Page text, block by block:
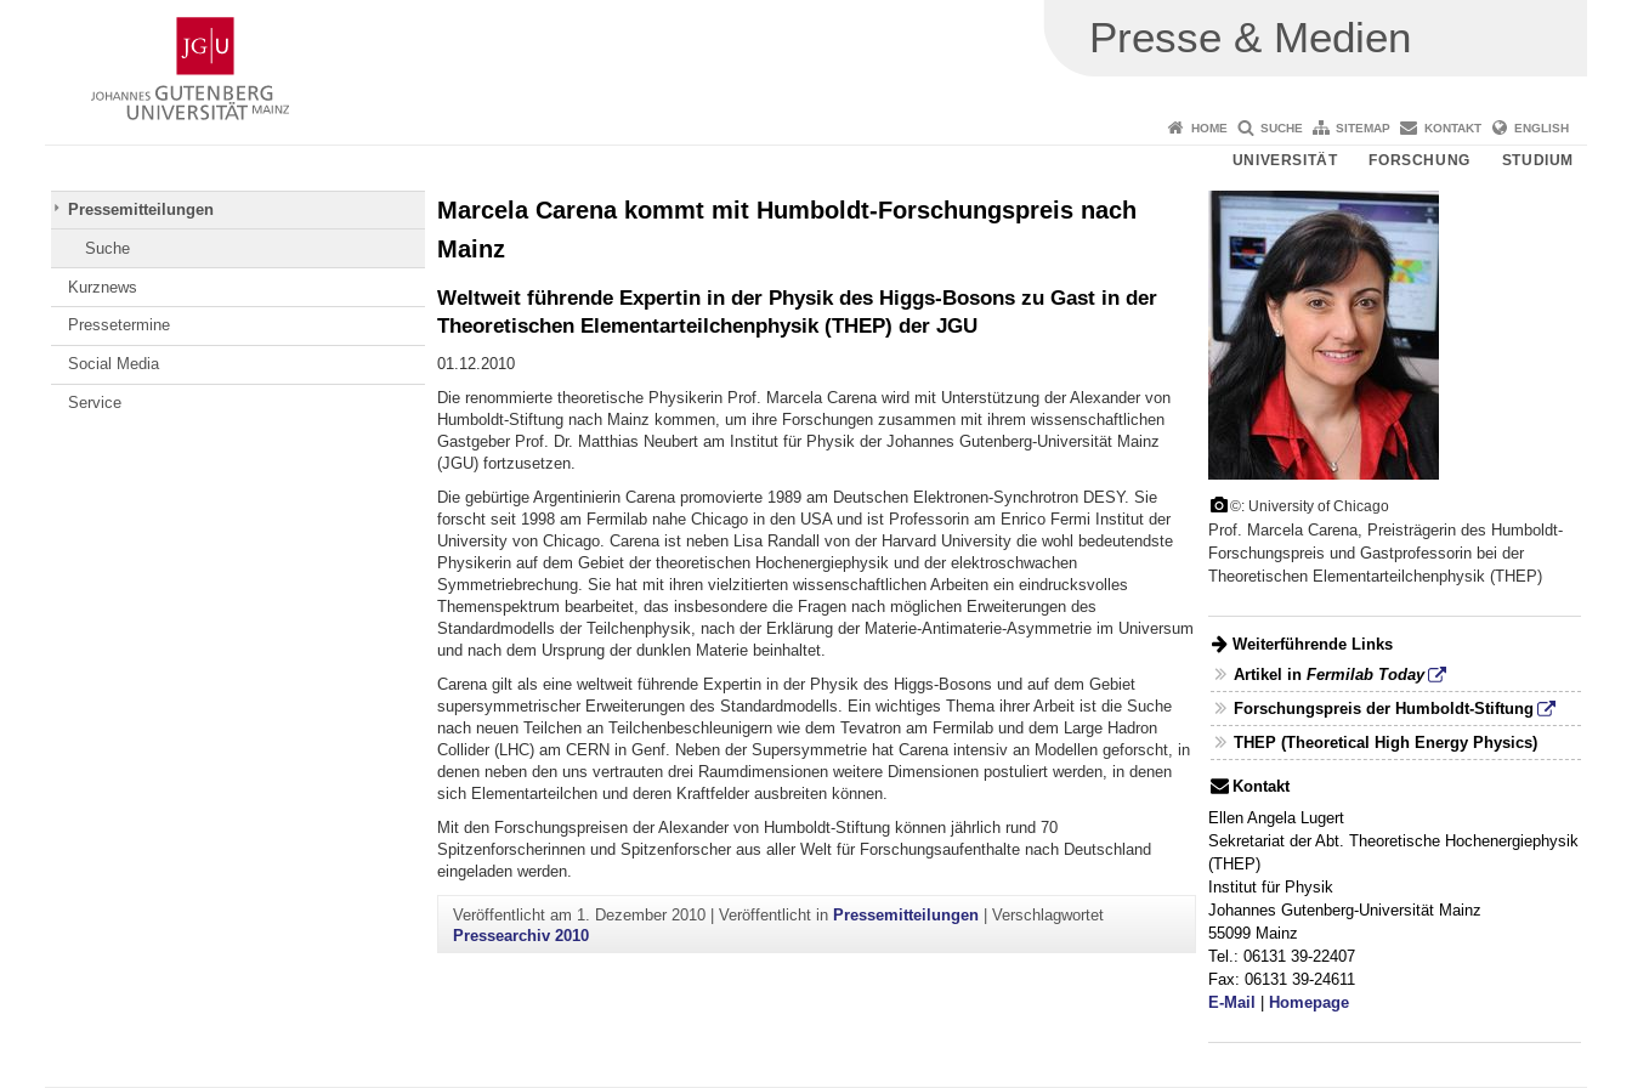
Gutenberg-
Universität
Mainz
Presse & Medien
HOME SUCHE SITEMAP KONTAKT ENGLISH
UNIVERSITÄT FORSCHUNG STUDIUM
Pressemitteilungen
Suche
Kurznews
Pressetermine
Social Media
Service
Marcela Carena kommt mit Humboldt-Forschungspreis nach
Mainz
Weltweit führende Expertin in der Physik des Higgs-Bosons zu Gast in der
Theoretischen Elementarteilchenphysik (THEP) der JGU
01.12.2010
Die renommierte theoretische Physikerin Prof. Marcela Carena wird mit Unterstützung der Alexander von
Humboldt-Stiftung nach Mainz kommen, um ihre Forschungen zusammen mit ihrem wissenschaftlichen
Gastgeber Prof. Dr. Matthias Neubert am Institut für Physik der Johannes Gutenberg-Universität Mainz
(JGU) fortzusetzen.
Die gebürtige Argentinierin Carena promovierte 1989 am Deutschen Elektronen-Synchrotron DESY. Sie
forscht seit 1998 am Fermilab nahe Chicago in den USA und ist Professorin am Enrico Fermi Institut der
University von Chicago. Carena ist neben Lisa Randall von der Harvard University die wohl bedeutendste
Physikerin auf dem Gebiet der theoretischen Hochenergiephysik und der elektroschwachen
Symmetriebrechung. Sie hat mit ihren vielzitierten wissenschaftlichen Arbeiten ein eindrucksvolles
Themenspektrum bearbeitet, das insbesondere die Fragen nach möglichen Erweiterungen des
Standardmodells der Teilchenphysik, nach der Erklärung der Materie-Antimaterie-Asymmetrie im Universum
und nach dem Ursprung der dunklen Materie beinhaltet.
Carena gilt als eine weltweit führende Expertin in der Physik des Higgs-Bosons und auf dem Gebiet
supersymmetrischer Erweiterungen des Standardmodells. Ein wichtiges Thema ihrer Arbeit ist die Suche
nach neuen Teilchen an Teilchenbeschleunigern wie dem Tevatron am Fermilab und dem Large Hadron
Collider (LHC) am CERN in Genf. Neben der Supersymmetrie hat Carena intensiv an Modellen geforscht, in
denen neben den uns vertrauten drei Raumdimensionen weitere Dimensionen postuliert werden, in denen
sich Elementarteilchen und deren Kraftfelder ausbreiten können.
Mit den Forschungspreisen der Alexander von Humboldt-Stiftung können jährlich rund 70
Spitzenforscherinnen und Spitzenforscher aus aller Welt für Forschungsaufenthalte nach Deutschland
eingeladen werden.
Veröffentlicht am 1. Dezember 2010 |Veröffentlicht in Pressemitteilungen |Verschlagwortet
Pressearchiv 2010
©: University of Chicago
Prof. Marcela Carena, Preisträgerin des Humboldt-
Forschungspreis und Gastprofessorin bei der
Theoretischen Elementarteilchenphysik (THEP)
Weiterführende Links
Artikel inFermilab Today
Forschungspreis der Humboldt-Stiftung
THEP (Theoretical High Energy Physics)
Kontakt
Ellen Angela Lugert
Sekretariat der Abt. Theoretische Hochenergiephysik
(THEP)
Institut für Physik
Johannes Gutenberg-Universität Mainz
55099 Mainz
Tel.: 06131 39-22407
Fax: 06131 39-24611
E-Mail | Homepage